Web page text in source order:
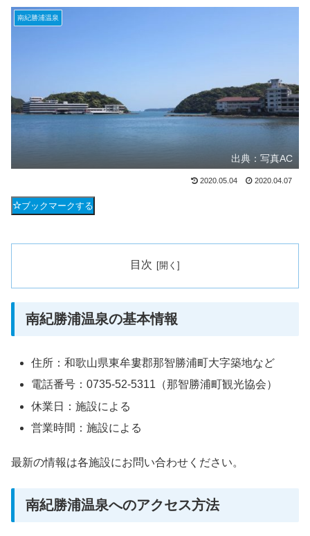
南紀勝浦温泉
出典：写真AC
2020.05.04 2020.04.07
ブックマークする
目次
南紀勝浦温泉の基本情報
住所：和歌山県東牟婁郡那智勝浦町大字築地など
電話番号：0735-52-5311（那智勝浦町観光協会）
休業日：施設による
営業時間：施設による
最新の情報は各施設にお問い合わせください。
南紀勝浦温泉へのアクセス方法